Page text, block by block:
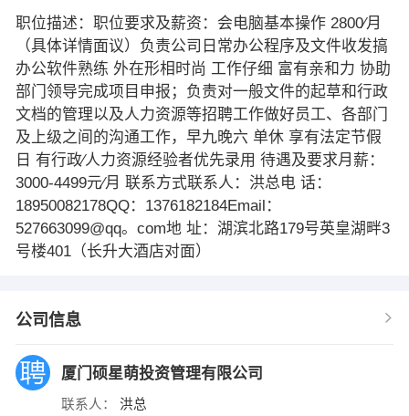
职位描述：职位要求及薪资：会电脑基本操作 2800∕月
（具体详情面议）负责公司日常办公程序及文件收发搞
办公软件熟练 外在形相时尚 工作仔细 富有亲和力 协助
部门领导完成项目申报；负责对一般文件的起草和行政
文档的管理以及人力资源等招聘工作做好员工、各部门
及上级之间的沟通工作，早九晚六 单休 享有法定节假
日 有行政∕人力资源经验者优先录用 待遇及要求月薪：
3000-4499元∕月 联系方式联系人：洪总电 话：
18950082178QQ：1376182184Email：
527663099@qq。com地 址：湖滨北路179号英皇湖畔3
号楼401（长升大酒店对面）
公司信息
厦门硕星萌投资管理有限公司
联系人： 洪总